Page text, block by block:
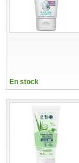
En stock